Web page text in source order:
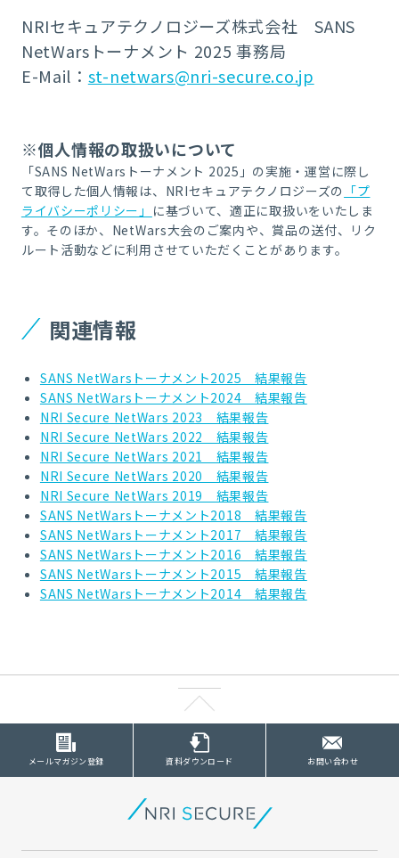
NRIセキュアテクノロジーズ株式会社 SANS
NetWarsトーナメント 2025 事務局
E-Mail： st-netwars@nri-secure.co.jp
※個人情報の取扱いについて
「SANS NetWarsトーナメント 2025」の実施・運営に際し
て取得した個人情報は、NRIセキュアテクノロジーズの 「プ
ライバシーポリシー」 に基づいて、適正に取扱いをいたしま
す。そのほか、NetWars大会のご案内や、賞品の送付、リク
ルート活動などに利用させていただくことがあります。
関連情報
SANS NetWarsトーナメント2025 結果報告
SANS NetWarsトーナメント2024 結果報告
NRI Secure NetWars 2023 結果報告
NRI Secure NetWars 2022 結果報告
NRI Secure NetWars 2021 結果報告
NRI Secure NetWars 2020 結果報告
NRI Secure NetWars 2019 結果報告
SANS NetWarsトーナメント2018 結果報告
SANS NetWarsトーナメント2017 結果報告
SANS NetWarsトーナメント2016 結果報告
SANS NetWarsトーナメント2015 結果報告
SANS NetWarsトーナメント2014 結果報告
メールマガジン登録 資料ダウンロード お問い合わせ